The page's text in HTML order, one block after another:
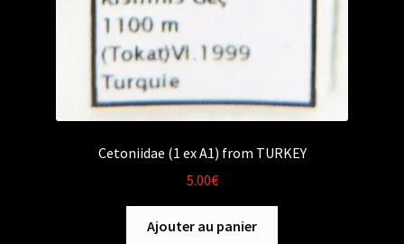
Cetoniidae (1 ex A1) from TURKEY
5.00€
Ajouter au panier